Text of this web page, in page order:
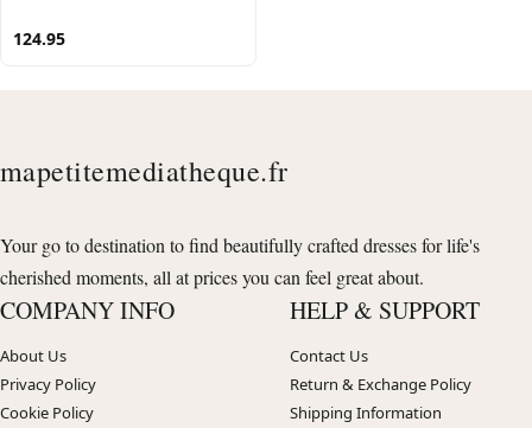
124.95
mapetitemediatheque.fr
Your go to destination to find beautifully crafted dresses for life's
cherished moments, all at prices you can feel great about.
COMPANY INFO
About Us
Privacy Policy
Cookie Policy
HELP & SUPPORT
Contact Us
Return & Exchange Policy
Shipping Information